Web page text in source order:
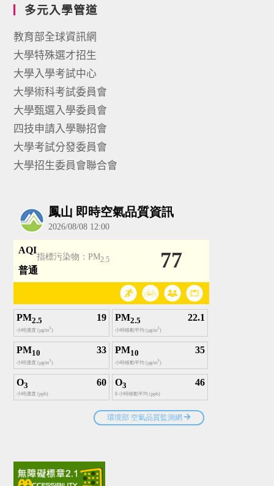
多元入學管道
教育部全球資訊網
大學特殊選才招生
大學入學考試中心
大學術科考試委員會
大學甄選入學委員會
四技申請入學聯招會
大學考試分發委員會
大學招生委員會聯合會